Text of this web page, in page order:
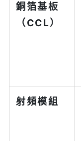
銅箔基板
（CCL）
射頻模組